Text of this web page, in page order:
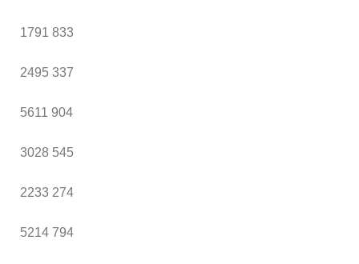
1791 833
2495 337
5611 904
3028 545
2233 274
5214 794